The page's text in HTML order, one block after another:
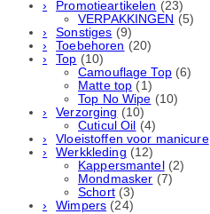
Promotieartikelen (23)
VERPAKKINGEN (5)
Sonstiges (9)
Toebehoren (20)
Top (10)
Camouflage Top (6)
Matte top (1)
Top No Wipe (10)
Verzorging (10)
Cuticul Oil (4)
Vloeistoffen voor manicure
Werkkleding (12)
Kappersmantel (2)
Mondmasker (7)
Schort (3)
Wimpers (24)